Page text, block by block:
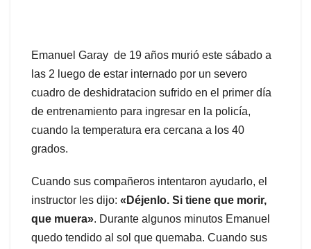
Emanuel Garay de 19 años murió este sábado a
las 2 luego de estar internado por un severo
cuadro de deshidratacion sufrido en el primer día
de entrenamiento para ingresar en la policía,
cuando la temperatura era cercana a los 40
grados.
Cuando sus compañeros intentaron ayudarlo, el
instructor les dijo: «Déjenlo. Si tiene que morir,
que muera». Durante algunos minutos Emanuel
quedo tendido al sol que quemaba. Cuando sus